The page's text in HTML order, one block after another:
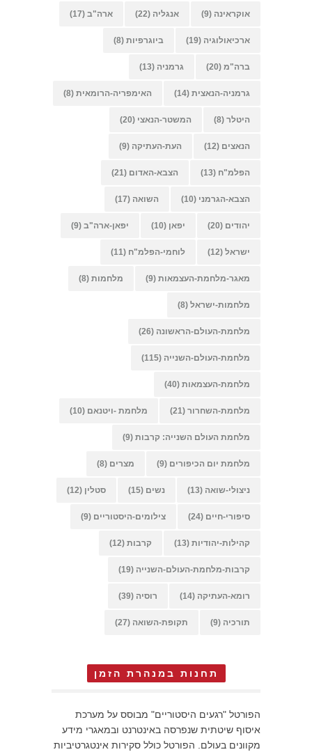
אוקראינה (9) אנגליה (22) ארה"ב (17)
ארכיאולוגיה (19) ביוגרפיות (8)
ברה"מ (20) גרמניה (13)
גרמניה-הנאצית (14) האימפריה-הרומאית (8)
היטלר (8) המשטר-הנאצי (20)
הנאצים (12) העת-העתיקה (9)
הפלמ"ח (13) הצבא-האדום (21)
הצבא-הגרמני (10) השואה (17)
יהודים (20) יפאן (10) יפאן-ארה"ב (9)
ישראל (12) לוחמי-הפלמ"ח (11)
מאגר-מלחמת-העצמאות (9) מלחמות (8)
מלחמות-ישראל (8)
מלחמת-העולם-הראשונה (26)
מלחמת-העולם-השנייה (115)
מלחמת-העצמאות (40)
מלחמת-השחרור (21) מלחמת -ויטנאם (10)
מלחמת העולם השנייה: קרבות (9)
מלחמת יום הכיפורים (9) מצרים (8)
ניצולי-שואה (13) נשים (15) סטלין (12)
סיפורי-חיים (24) צילומים-היסטוריים (9)
קהילות-יהודיות (13) קרבות (12)
קרבות-מלחמת-העולם-השנייה (19)
רומא-העתיקה (14) רוסיה (39)
תורכיה (9) תקופת-השואה (27)
תחנות במנהרת הזמן
הפורטל "רגעים היסטוריים" מבוסס על מערכת
איסוף שיטתית שנפרסה באינטרנט ובמאגרי מידע
מקוונים בעולם. הפורטל כולל סקירות אינטגרטיביות